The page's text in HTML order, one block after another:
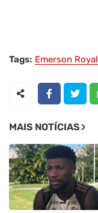
Tags: Emerson Royal
MAIS NOTÍCIAS